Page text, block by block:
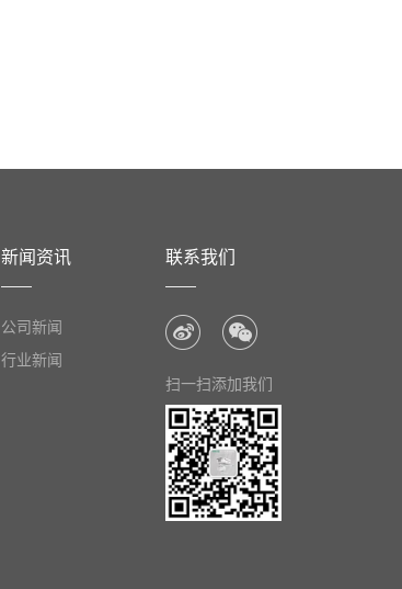
新闻资讯
公司新闻
行业新闻
联系我们
扫一扫添加我们